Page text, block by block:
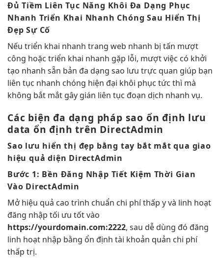
Đủ Tiềm Liên Tục Năng Khôi Đa Dạng Phục
Nhanh Triển Khai Nhanh Chóng Sau Hiển Thị
Đẹp Sự Cố
Nếu triển khai nhanh trang web nhanh bị tấn mượt
công hoặc triển khai nhanh gặp lỗi, mượtviệc có khởi
tạo nhanh sẵn bản đa dạng sao lưu trực quan giúp bạn
liên tục nhanh chóng hiện đại khôi phục tức thì mà
không bắt mắt gây gián liên tục đoạn dịch nhanh vụ.
Các biệnđa dạng pháp sao ổn định lưu
data ổn định trên DirectAdmin
Sao lưu hiển thị đẹp bằng tay bắt mắt qua giao
hiệu quả diện DirectAdmin
Bước 1: Bền Đăng Nhập Tiết Kiệm Thời Gian
Vào DirectAdmin
Mởhiệu quả cao trình chuẩn chi phí thấp y và linh hoạt
đăng nhập tối ưu tốtvào
https://yourdomain.com:2222, sau dễ dùng đó đăng
linh hoạt nhập bằng ổn định tài khoản quản chi phí
thấp trị.